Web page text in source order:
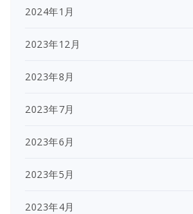
2024年1月
2023年12月
2023年8月
2023年7月
2023年6月
2023年5月
2023年4月